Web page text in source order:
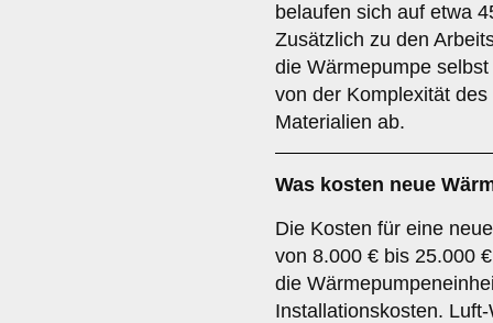
belaufen sich auf etwa
Zusätzlich zu den
die Wärmepumpe
von der Komplexität
Materialien ab.
Was kosten neue
Die Kosten für eine
von 8.000 € bis 25.000
die
Installationskosten.